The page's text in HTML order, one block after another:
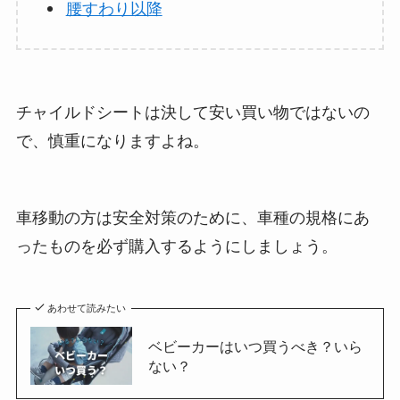
腰すわり以降
チャイルドシートは決して安い買い物ではないの
で、慎重になりますよね。
車移動の方は安全対策のために、車種の規格にあ
ったものを必ず購入するようにしましょう。
あわせて読みたい
ベビーカーはいつ買うべき？いら
ない？